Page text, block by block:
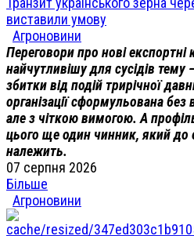
виставили умову
Агроновини
Переговори про нові
найчутливішу для сусідів тему
збитки від подій трирічної
організації сформульована
але з чіткою вимогою. А
цього ще один чинник, який до
належить.
07 серпня 2026
Більше
Агроновини